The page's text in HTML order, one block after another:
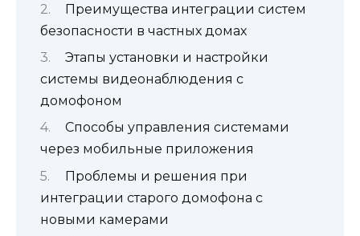
Преимущества интеграции систем
безопасности в частных домах
Этапы установки и настройки
системы видеонаблюдения с
домофоном
Способы управления системами
через мобильные приложения
Проблемы и решения при
интеграции старого домофона с
новыми камерами